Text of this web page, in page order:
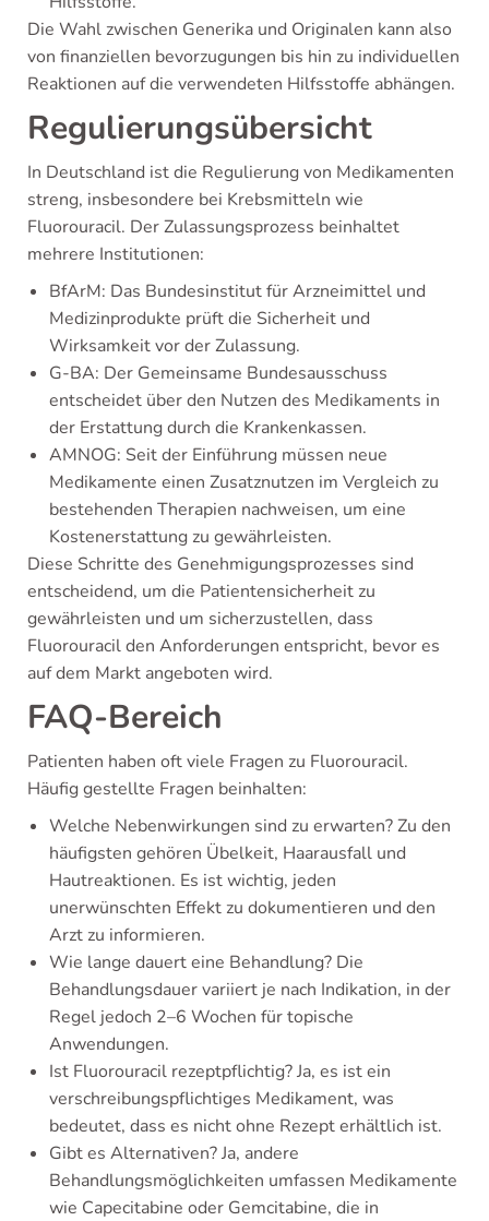
Die Wahl zwischen Generika und Originalen kann also
von finanziellen bevorzugungen bis hin zu individuellen
Reaktionen auf die verwendeten Hilfsstoffe abhängen.
Regulierungsübersicht
In Deutschland ist die Regulierung von Medikamenten
streng, insbesondere bei Krebsmitteln wie
Fluorouracil. Der Zulassungsprozess beinhaltet
mehrere Institutionen:
BfArM: Das Bundesinstitut für Arzneimittel und
Medizinprodukte prüft die Sicherheit und
Wirksamkeit vor der Zulassung.
G-BA: Der Gemeinsame Bundesausschuss
entscheidet über den Nutzen des Medikaments in
der Erstattung durch die Krankenkassen.
AMNOG: Seit der Einführung müssen neue
Medikamente einen Zusatznutzen im Vergleich zu
bestehenden Therapien nachweisen, um eine
Kostenerstattung zu gewährleisten.
Diese Schritte des Genehmigungsprozesses sind
entscheidend, um die Patientensicherheit zu
gewährleisten und um sicherzustellen, dass
Fluorouracil den Anforderungen entspricht, bevor es
auf dem Markt angeboten wird.
FAQ-Bereich
Patienten haben oft viele Fragen zu Fluorouracil.
Häufig gestellte Fragen beinhalten:
Welche Nebenwirkungen sind zu erwarten? Zu den
häufigsten gehören Übelkeit, Haarausfall und
Hautreaktionen. Es ist wichtig, jeden
unerwünschten Effekt zu dokumentieren und den
Arzt zu informieren.
Wie lange dauert eine Behandlung? Die
Behandlungsdauer variiert je nach Indikation, in der
Regel jedoch 2–6 Wochen für topische
Anwendungen.
Ist Fluorouracil rezeptpflichtig? Ja, es ist ein
verschreibungspflichtiges Medikament, was
bedeutet, dass es nicht ohne Rezept erhältlich ist.
Gibt es Alternativen? Ja, andere
Behandlungsmöglichkeiten umfassen Medikamente
wie Capecitabine oder Gemcitabine, die in